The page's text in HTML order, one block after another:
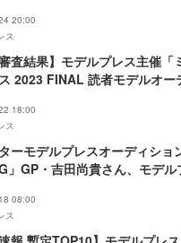
20:00
ス
審査結果】モデルプレス主催「
2023 FINAL 読者モデルオー
18:00
ス
ターモデルプレスオーディショ
」GP・吉田尚貴さん、モデル
08:00
ス